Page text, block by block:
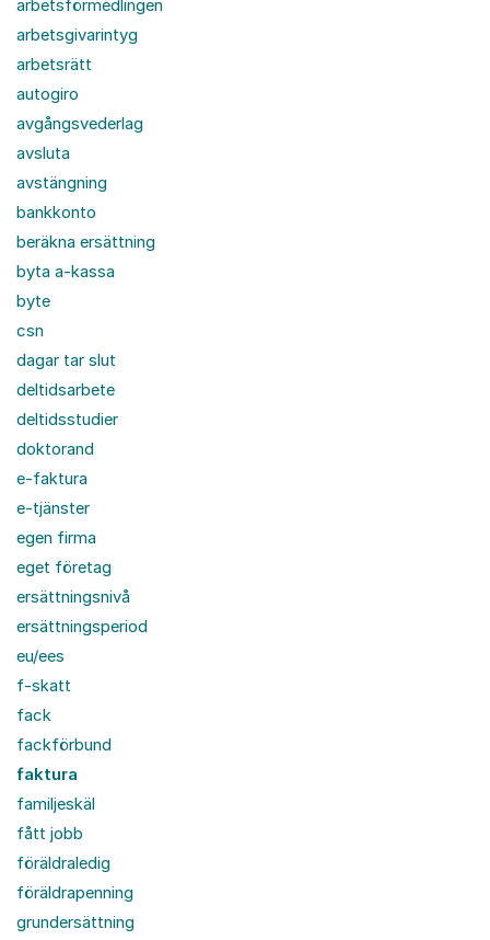
arbetsförmedlingen
arbetsgivarintyg
arbetsrätt
autogiro
avgångsvederlag
avsluta
avstängning
bankkonto
beräkna ersättning
byta a-kassa
byte
csn
dagar tar slut
deltidsarbete
deltidsstudier
doktorand
e-faktura
e-tjänster
egen firma
eget företag
ersättningsnivå
ersättningsperiod
eu/ees
f-skatt
fack
fackförbund
faktura
familjeskäl
fått jobb
föräldraledig
föräldrapenning
grundersättning